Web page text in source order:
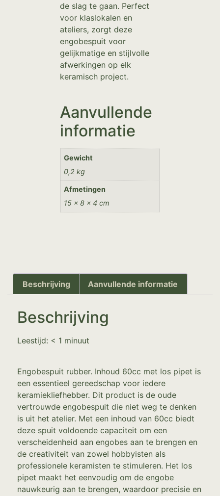
de slag te gaan. Perfect
voor klaslokalen en
ateliers, zorgt deze
engobespuit voor
gelijkmatige en stijlvolle
afwerkingen op elk
keramisch project.
Aanvullende
informatie
Gewicht
0,2 kg
Afmetingen
15 × 8 × 4 cm
Beschrijving Aanvullende informatie
Beschrijving
Leestijd: < 1 minuut
Engobespuit rubber. Inhoud 60cc met los pipet is
een essentieel gereedschap voor iedere
keramiekliefhebber. Dit product is de oude
vertrouwde engobespuit die niet weg te denken
is uit het atelier. Met een inhoud van 60cc biedt
deze spuit voldoende capaciteit om een
verscheidenheid aan engobes aan te brengen en
de creativiteit van zowel hobbyisten als
professionele keramisten te stimuleren. Het los
pipet maakt het eenvoudig om de engobe
nauwkeurig aan te brengen, waardoor precisie en